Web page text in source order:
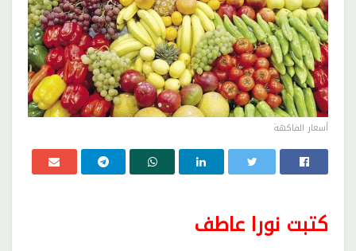
أسعار الفاكهة
كتبت نورا عاطف